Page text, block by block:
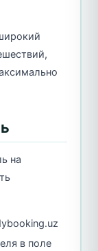
на
в поле